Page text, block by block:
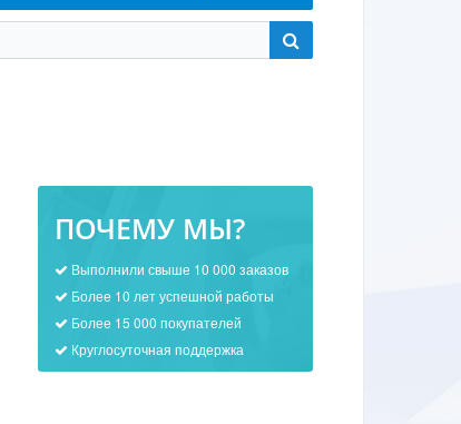
ПОЧЕМУ МЫ?
Выполнили свыше 10 000 заказов
Более 10 лет успешной работы
Более 15 000 покупателей
Круглосуточная поддержка